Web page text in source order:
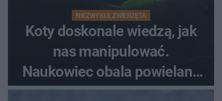
NIEZWYKŁE ZWIERZĘTA
Koty doskonale wiedzą, jak
nas manipulować.
Naukowiec obala powielane
od lat mity na ich temat